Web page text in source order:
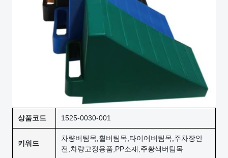
상품코드 1525-0030-001
키워드
차량버팀목,휠버팀목,타이어버팀목,주차장안
전,차량고정용품,PP소재,주황색버팀목